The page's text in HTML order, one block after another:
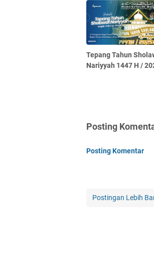
Tepang Tahun
Nariyyah 1447 H /
Posting
Posting Komentar
Postingan Lebih